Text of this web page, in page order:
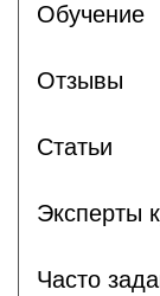
Обучение
Отзывы
Статьи
Эксперты
Часто